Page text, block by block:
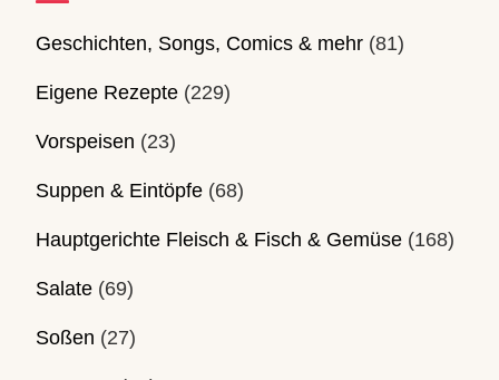
Geschichten, Songs, Comics & mehr (81)
Eigene Rezepte (229)
Vorspeisen (23)
Suppen & Eintöpfe (68)
Hauptgerichte Fleisch & Fisch & Gemüse (168)
Salate (69)
Soßen (27)